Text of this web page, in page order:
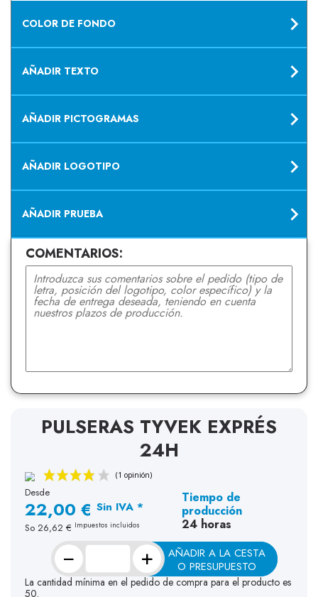
COLOR DE FONDO
AÑADIR TEXTO
AÑADIR PICTOGRAMAS
AÑADIR LOGOTIPO
AÑADIR PRUEBA
COMENTARIOS:
PULSERAS TYVEK EXPRÉS
24H
Desde
22,00 € Sin IVA *
So 26,62 € Impuestos incluidos
Tiempo de
producción
24 horas
− +
AÑADIR A LA CESTA
O PRESUPUESTO
La cantidad mínima en el pedido de compra para el producto es
50.